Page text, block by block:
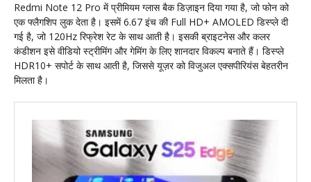
Redmi Note 12 Pro में प्रीमियम ग्लास बैक डिज़ाइन दिया गया है, जो फोन को
एक फ्लैगशिप लुक देता है। इसमें 6.67 इंच की Full HD+ AMOLED डिस्प्ले दी
गई है, जो 120Hz रिफ्रेश रेट के साथ आती है। इसकी ब्राइटनेस और कलर
कंडीशन इसे वीडियो स्ट्रीमिंग और गेमिंग के लिए शानदार विकल्प बनाते हैं। डिस्प्ले
HDR10+ सपोर्ट के साथ आती है, जिससे यूज़र को विजुअल एक्सपीरियंस बेहतरीन
मिलता है।